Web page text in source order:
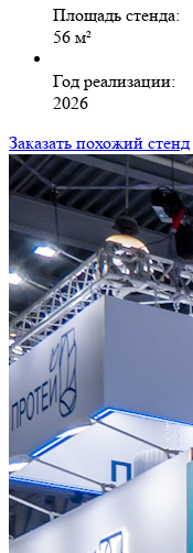
Площадь стенда:
56 м²
Год реализации:
2026
Заказать похожий стенд